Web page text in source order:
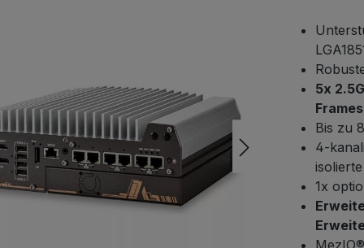
5x
Frames
Bis zu
4-
1x